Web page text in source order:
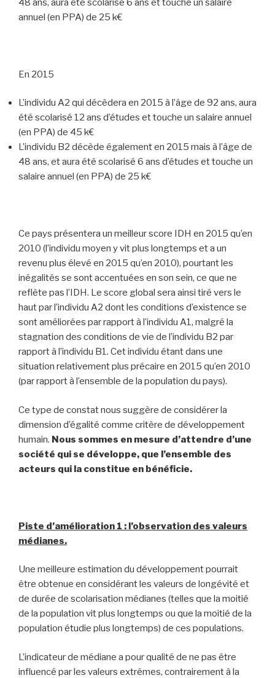
48 ans, aura été scolarisé 6 ans et touche un salaire
annuel (en PPA) de 25 k€
En 2015
L’individu A2 qui décèdera en 2015 à l’âge de 92 ans, aura
été scolarisé 12 ans d’études et touche un salaire annuel
(en PPA) de 45 k€
L’individu B2 décède également en 2015 mais à l’âge de
48 ans, et aura été scolarisé 6 ans d’études et touche un
salaire annuel (en PPA) de 25 k€
Ce pays présentera un meilleur score IDH en 2015 qu’en
2010 (l’individu moyen y vit plus longtemps et a un
revenu plus élevé en 2015 qu’en 2010), pourtant les
inégalités se sont accentuées en son sein, ce que ne
reflète pas l’IDH. Le score global sera ainsi tiré vers le
haut par l’individu A2 dont les conditions d’existence se
sont améliorées par rapport à l’individu A1, malgré la
stagnation des conditions de vie de l’individu B2 par
rapport à l’individu B1. Cet individu étant dans une
situation relativement plus précaire en 2015 qu’en 2010
(par rapport à l’ensemble de la population du pays).
Ce type de constat nous suggère de considérer la
dimension d’égalité comme critère de développement
humain. Nous sommes en mesure d’attendre d’une
société qui se développe, que l’ensemble des
acteurs qui la constitue en bénéficie.
Piste d’amélioration 1 : l’observation des valeurs
médianes.
Une meilleure estimation du développement pourrait
être obtenue en considérant les valeurs de longévité et
de durée de scolarisation médianes (telles que la moitié
de la population vit plus longtemps ou que la moitié de la
population étudie plus longtemps) de ces populations.
L’indicateur de médiane a pour qualité de ne pas être
influencé par les valeurs extrêmes, contrairement à la